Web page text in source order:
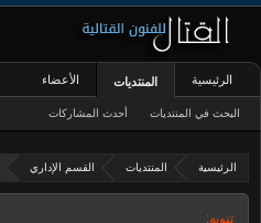
الرئيسية المنتديات القسم الإداري
تنويه:
الرئيسية المنتديات
البحث في المنتديات أحدث المشاركات
الأعضاء